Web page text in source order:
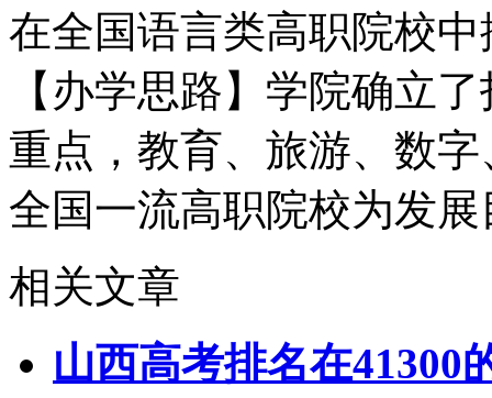
在全国语言类高职院校
【办学思路】学院确立
重点，教育、旅游、数
全国一流高职院校为发展
相关文章
山西高考排名在41300